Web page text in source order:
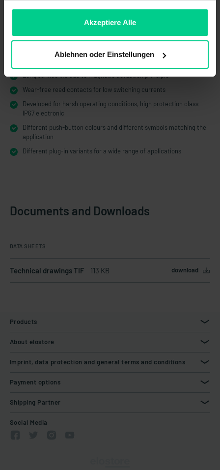
sein, können Sie die Verwendung von Cookies hier
Akzeptiere Alle
Ablehnen oder Einstellungen
resists dust, dirt and moisture.
Features
Long service life due to magnetic actuation principle
Wear-free reed contacts for low switching currents
Developed for harsh operating conditions, high protection class
IP67 electronic
Different push-button colours and different symbols matching the
application
Different plug-in variants for a wide range of applications
Documents and Downloads
DATA SHEETS
Technical drawings TIF 113 KB download
Products
About elostore
Imprint, data protection and general terms and conditions
Payment options
Shipping Partner
Social Media